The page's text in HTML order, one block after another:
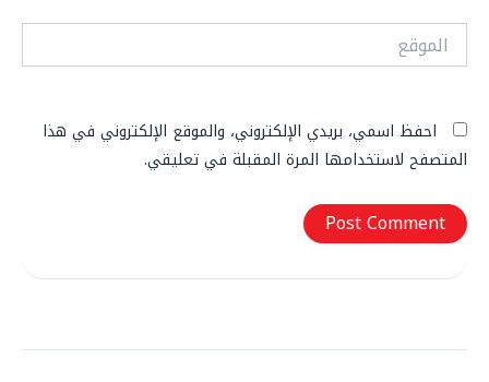
الموقع
احفظ اسمي، بريدي الإلكتروني، والموقع الإلكتروني في هذا
المتصفح لاستخدامها المرة المقبلة في تعليقي.